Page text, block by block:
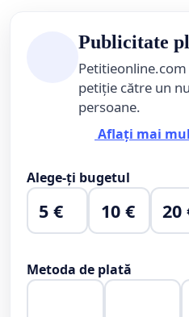
Publicitate
petiție către un
persoane.
Aflați mai
Alege-ți bugetul
5 € 10 € 20
Metoda de plată